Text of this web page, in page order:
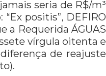
seria de R$/m³
positis”, DEFIRO
a Requerida ÁGUAS
vírgula oitenta e
de reajuste